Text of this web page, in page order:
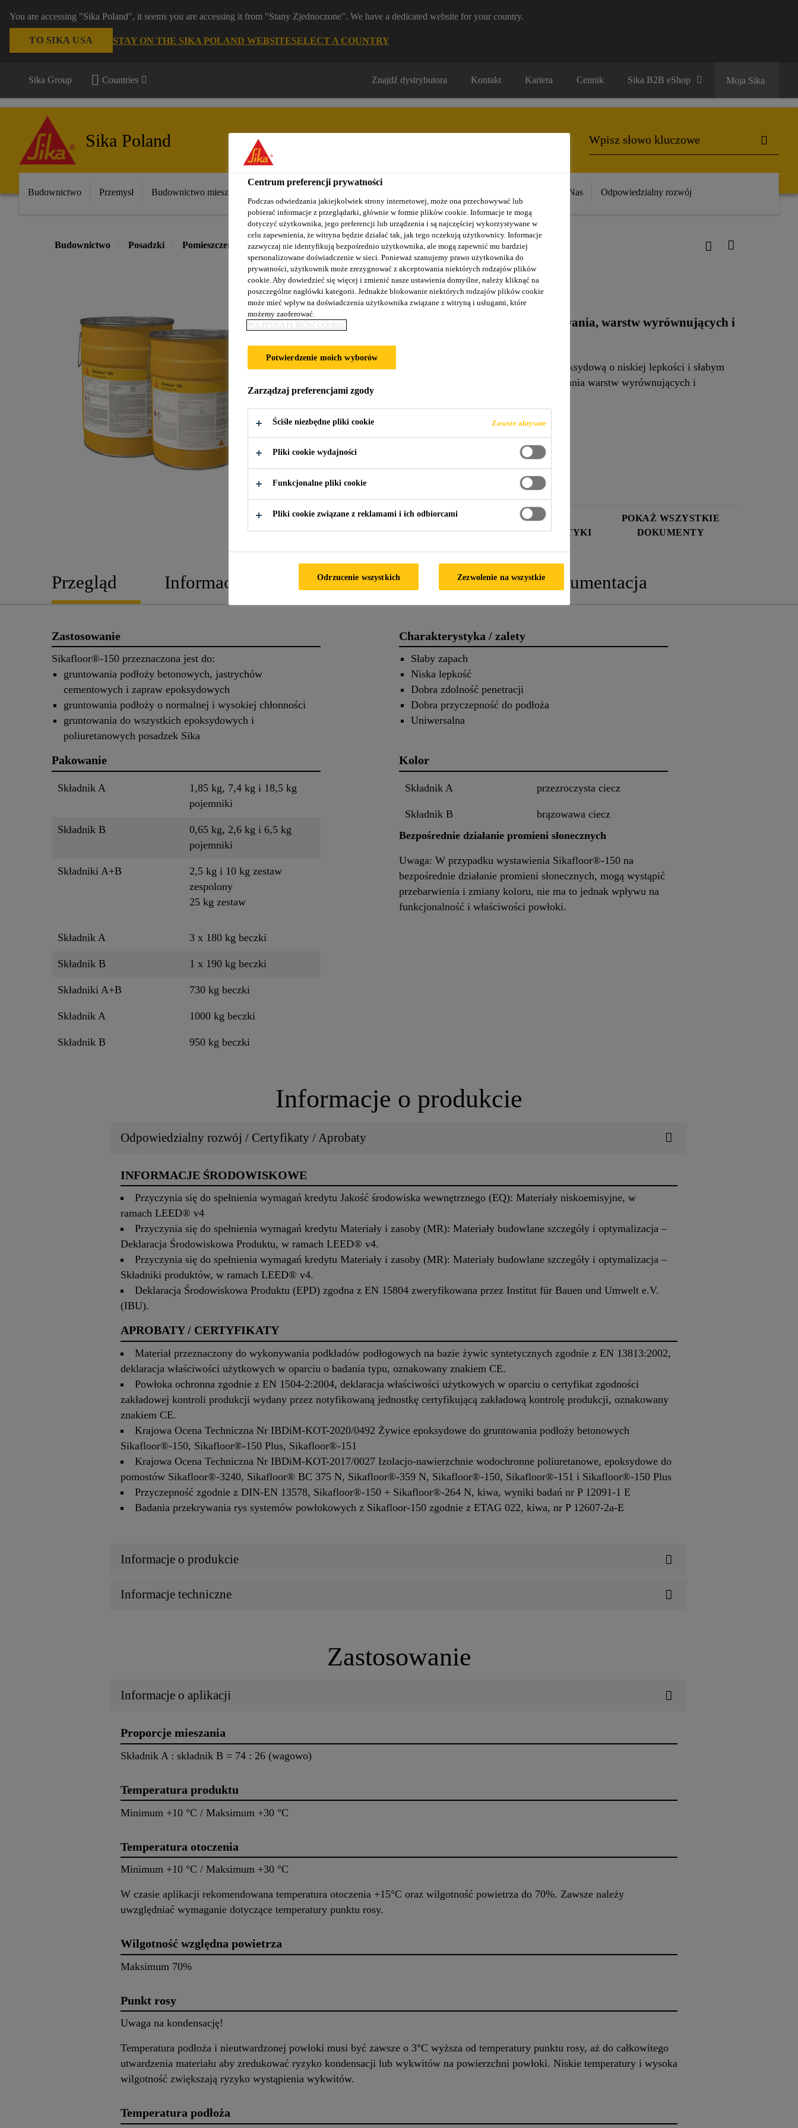
You are accessing "Sika Poland", it seems you are accessing it from "Stany Zjednoczone". We have a dedicated website for your country.
TO SIKA USA STAY ON THE SIKA POLAND WEBSITESELECT A COUNTRY
Sika Group Countries Znajdź dystrybutora Kontakt Kariera Cennik Sika B2B eShop Moja Sika
Sika Poland
Budownictwo Przemysł Budownictwo mieszkaniowe O Nas Odpowiedzialny rozwój
Budownictwo Posadzki Pomieszczenia czyste / clean rooms Żywice gruntujące Sikafloor®-150
Sikafloor®-150
Żywica epoksydowa o słabym zapachu do gruntowania, warstw wyrównujących i
Sikafloor®-150 jest dwuskładnikową, uniwersalną żywicą epoksydową o niskiej lepkości i słabym
zapachu. Może być stosowana do gruntowania i przygotowywania warstw wyrównujących i
jastrychów.
Dobra zdolność penetracji
KARTA INFORMACYJNA
PRODUKTU
KARTA
CHARAKTERYSTYKI
POKAŻ WSZYSTKIE
DOKUMENTY
Przegląd Informacje o produkcie Zastosowanie Dokumentacja
Zastosowanie
Sikafloor®-150 przeznaczona jest do:
gruntowania podłoży betonowych, jastrychów
cementowych i zapraw epoksydowych
gruntowania podłoży o normalnej i wysokiej chłonności
gruntowania do wszystkich epoksydowych i
poliuretanowych posadzek Sika
Charakterystyka / zalety
Słaby zapach
Niska lepkość
Dobra zdolność penetracji
Dobra przyczepność do podłoża
Uniwersalna
Pakowanie
Składnik A
1,85 kg, 7,4 kg i 18,5 kg
pojemniki
Składnik B
0,65 kg, 2,6 kg i 6,5 kg
pojemniki
Składniki A+B
2,5 kg i 10 kg zestaw
zespolony
25 kg zestaw
Składnik A 3 x 180 kg beczki
Składnik B 1 x 190 kg beczki
Składniki A+B 730 kg beczki
Składnik A 1000 kg beczki
Składnik B 950 kg beczki
Kolor
Składnik A przezroczysta ciecz
Składnik B
brązowawa ciecz
Bezpośrednie działanie promieni słonecznych
Uwaga: W przypadku wystawienia Sikafloor®-150 na
bezpośrednie działanie promieni słonecznych, mogą wystąpić
przebarwienia i zmiany koloru, nie ma to jednak wpływu na
funkcjonalność i właściwości powłoki.
Informacje o produkcie
Odpowiedzialny rozwój / Certyfikaty / Aprobaty
INFORMACJE ŚRODOWISKOWE
Przyczynia się do spełnienia wymagań kredytu Jakość środowiska wewnętrznego (EQ): Materiały niskoemisyjne, w
ramach LEED® v4
Przyczynia się do spełnienia wymagań kredytu Materiały i zasoby (MR): Materiały budowlane szczegóły i optymalizacja –
Deklaracja Środowiskowa Produktu, w ramach LEED® v4.
Przyczynia się do spełnienia wymagań kredytu Materiały i zasoby (MR): Materiały budowlane szczegóły i optymalizacja –
Składniki produktów, w ramach LEED® v4.
Deklaracja Środowiskowa Produktu (EPD) zgodna z EN 15804 zweryfikowana przez Institut für Bauen und Umwelt e.V.
(IBU).
APROBATY / CERTYFIKATY
Materiał przeznaczony do wykonywania podkładów podłogowych na bazie żywic syntetycznych zgodnie z EN 13813:2002,
deklaracja właściwości użytkowych w oparciu o badania typu, oznakowany znakiem CE.
Powłoka ochronna zgodnie z EN 1504-2:2004, deklaracja właściwości użytkowych w oparciu o certyfikat zgodności
zakładowej kontroli produkcji wydany przez notyfikowaną jednostkę certyfikującą zakładową kontrolę produkcji, oznakowany
znakiem CE.
Krajowa Ocena Techniczna Nr IBDiM-KOT-2020/0492 Żywice epoksydowe do gruntowania podłoży betonowych
Sikafloor®-150, Sikafloor®-150 Plus, Sikafloor®-151
Krajowa Ocena Techniczna Nr IBDiM-KOT-2017/0027 Izolacjo-nawierzchnie wodochronne poliuretanowe, epoksydowe do
pomostów Sikafloor®-3240, Sikafloor® BC 375 N, Sikafloor®-359 N, Sikafloor®-150, Sikafloor®-151 i Sikafloor®-150 Plus
Przyczepność zgodnie z DIN-EN 13578, Sikafloor®-150 + Sikafloor®-264 N, kiwa, wyniki badań nr P 12091-1 E
Badania przekrywania rys systemów powłokowych z Sikafloor-150 zgodnie z ETAG 022, kiwa, nr P 12607-2a-E
Informacje o produkcie
Informacje techniczne
Zastosowanie
Informacje o aplikacji
Proporcje mieszania
Składnik A : składnik B = 74 : 26 (wagowo)
Temperatura produktu
Minimum +10 °C / Maksimum +30 °C
Temperatura otoczenia
Minimum +10 °C / Maksimum +30 °C
W czasie aplikacji rekomendowana temperatura otoczenia +15°C oraz wilgotność powietrza do 70%. Zawsze należy
uwzględniać wymaganie dotyczące temperatury punktu rosy.
Wilgotność względna powietrza
Maksimum 70%
Punkt rosy
Uwaga na kondensację!
Temperatura podłoża i nieutwardzonej powłoki musi być zawsze o 3°C wyższa od temperatury punktu rosy, aż do całkowitego
utwardzenia materiału aby zredukować ryzyko kondensacji lub wykwitów na powierzchni powłoki. Niskie temperatury i wysoka
wilgotność zwiększają ryzyko wystąpienia wykwitów.
Temperatura podłoża
Centrum preferencji prywatności
Podczas odwiedzania jakiejkolwiek strony internetowej, może ona przechowywać lub
pobierać informacje z przeglądarki, głównie w formie plików cookie. Informacje te mogą
dotyczyć użytkownika, jego preferencji lub urządzenia i są najczęściej wykorzystywane w
celu zapewnienia, że witryna będzie działać tak, jak tego oczekują użytkownicy. Informacje
zazwyczaj nie identyfikują bezpośrednio użytkownika, ale mogą zapewnić mu bardziej
spersonalizowane doświadczenie w sieci. Ponieważ szanujemy prawo użytkownika do
prywatności, użytkownik może zrezygnować z akceptowania niektórych rodzajów plików
cookie. Aby dowiedzieć się więcej i zmienić nasze ustawienia domyślne, należy kliknąć na
poszczególne nagłówki kategorii. Jednakże blokowanie niektórych rodzajów plików cookie
może mieć wpływ na doświadczenia użytkownika związane z witryną i usługami, które
możemy zaoferować.
POLITYKA PLIKÓW COOKIE
Potwierdzenie moich wyborów
Zarządzaj preferencjami zgody
Ściśle niezbędne pliki cookie Zawsze aktywne
Pliki cookie wydajności
Funkcjonalne pliki cookie
Pliki cookie związane z reklamami i ich odbiorcami
Odrzucenie wszystkich Zezwolenie na wszystkie